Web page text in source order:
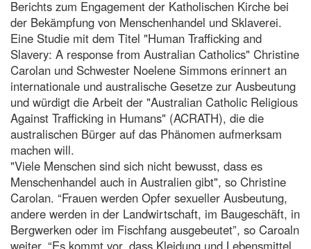
Berichts zum Engagement der Katholischen Kirche bei
der Bekämpfung von Menschenhandel und Sklaverei.
Eine Studie mit dem Titel "Human Trafficking and
Slavery: A response from Australian Catholics" Christine
Carolan und Schwester Noelene Simmons erinnert an
internationale und australische Gesetze zur Ausbeutung
und würdigt die Arbeit der "Australian Catholic Religious
Against Trafficking in Humans" (ACRATH), die die
australischen Bürger auf das Phänomen aufmerksam
machen will.
"Viele Menschen sind sich nicht bewusst, dass es
Menschenhandel auch in Australien gibt", so Christine
Carolan. “Frauen werden Opfer sexueller Ausbeutung,
andere werden in der Landwirtschaft, im Baugeschäft, in
Bergwerken oder im Fischfang ausgebeutet”, so Caroaln
weiter. “Es kommt vor, dass Kleidung und Lebensmittel,